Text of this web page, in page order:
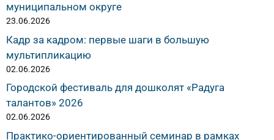
муниципальном округе
23.06.2026
Кадр за кадром: первые шаги в большую
мультипликацию
02.06.2026
Городской фестиваль для дошколят «Радуга
талантов» 2026
02.06.2026
Практико-ориентированный семинар в рамках